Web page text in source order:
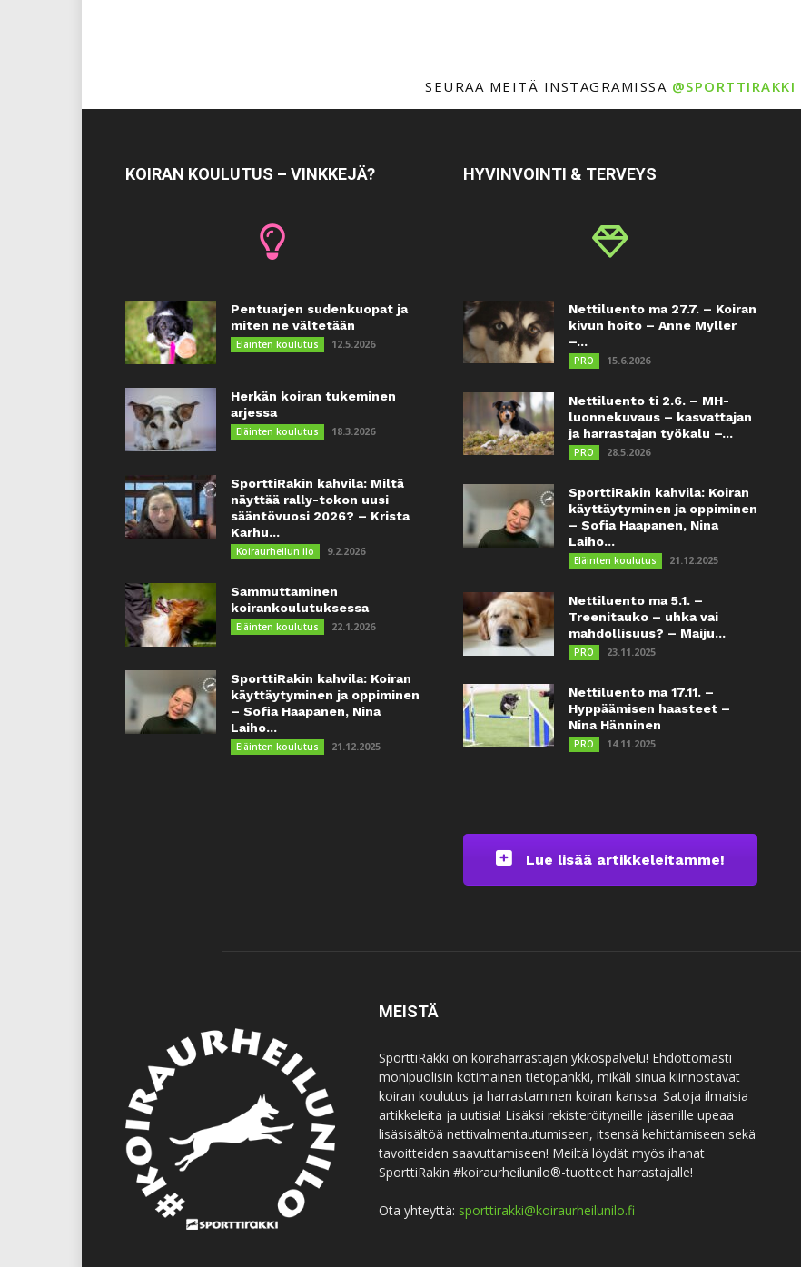
SEURAA MEITÄ INSTAGRAMISSA @SPORTTIRAKKI
KOIRAN KOULUTUS – VINKKEJÄ?
Pentuarjen sudenkuopat ja
miten ne vältetään
Eläinten koulutus 12.5.2026
Herkän koiran tukeminen
arjessa
Eläinten koulutus 18.3.2026
SporttiRakin kahvila: Miltä
näyttää rally-tokon uusi
sääntövuosi 2026? – Krista
Karhu...
Koiraurheilun ilo 9.2.2026
Sammuttaminen
koirankoulutuksessa
Eläinten koulutus 22.1.2026
SporttiRakin kahvila: Koiran
käyttäytyminen ja oppiminen
– Sofia Haapanen, Nina
Laiho...
Eläinten koulutus 21.12.2025
HYVINVOINTI & TERVEYS
Nettiluento ma 27.7. – Koiran
kivun hoito – Anne Myller
–...
PRO 15.6.2026
Nettiluento ti 2.6. – MH-
luonnekuvaus – kasvattajan
ja harrastajan työkalu –...
PRO 28.5.2026
SporttiRakin kahvila: Koiran
käyttäytyminen ja oppiminen
– Sofia Haapanen, Nina
Laiho...
Eläinten koulutus 21.12.2025
Nettiluento ma 5.1. –
Treenitauko – uhka vai
mahdollisuus? – Maiju...
PRO 23.11.2025
Nettiluento ma 17.11. –
Hyppäämisen haasteet –
Nina Hänninen
PRO 14.11.2025
Lue lisää artikkeleitamme!
MEISTÄ
SporttiRakki on koiraharrastajan ykköspalvelu! Ehdottomasti
monipuolisin kotimainen tietopankki, mikäli sinua kiinnostavat
koiran koulutus ja harrastaminen koiran kanssa. Satoja ilmaisia
artikkeleita ja uutisia! Lisäksi rekisteröityneille jäsenille upeaa
lisäsisältöä nettivalmentautumiseen, itsensä kehittämiseen sekä
tavoitteiden saavuttamiseen! Meiltä löydät myös ihanat
SporttiRakin #koiraurheilunilo®-tuotteet harrastajalle!
Ota yhteyttä: sporttirakki@koiraurheilunilo.fi